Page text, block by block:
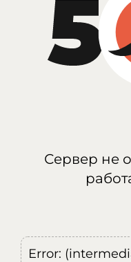
Сервер не